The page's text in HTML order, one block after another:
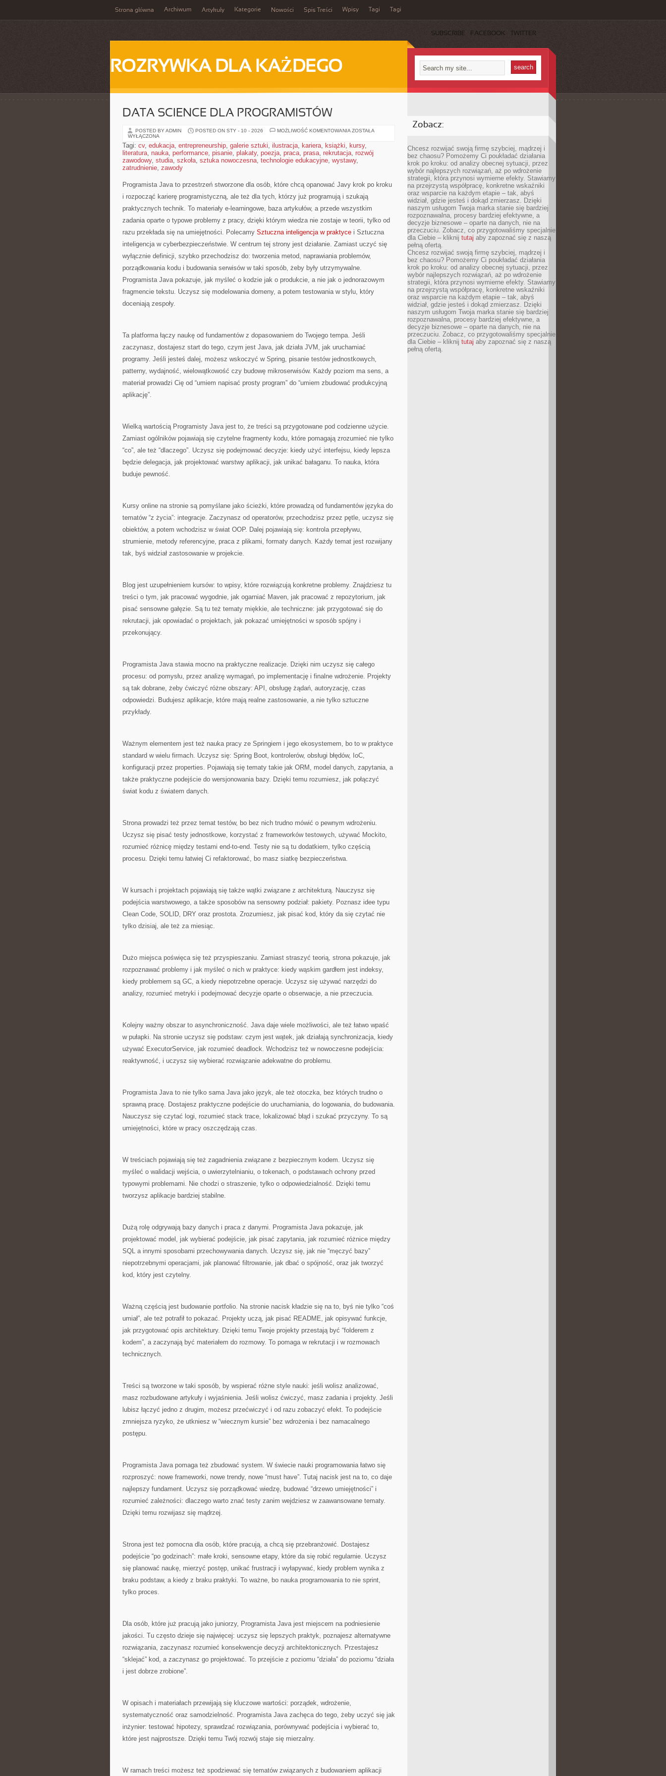
Strona główna Archiwum Artykuły Kategorie Nowości Spis Treści Wpisy Tagi Tagi
SUBSCRIBE FACEBOOK TWITTER
ROZRYWKA DLA KAŻDEGO
DATA SCIENCE DLA PROGRAMISTÓW
POSTED BY ADMIN POSTED ON STY - 10 - 2026 MOŻLIWOŚĆ KOMENTOWANIA DATA
PROGRAMISTÓW
ZOSTAŁA
WYŁĄCZONA
Tagi: cv, edukacja, entrepreneurship, galerie sztuki, ilustracja, kariera, książki, kursy,
literatura, nauka, performance, pisanie, plakaty, poezja, praca, prasa, rekrutacja, rozwój
zawodowy, studia, szkoła, sztuka nowoczesna, technologie edukacyjne, wystawy,
zatrudnienie, zawody
Programista Java to przestrzeń stworzone dla osób, które chcą opanować Javy krok po kroku
i rozpocząć karierę programistyczną, ale też dla tych, którzy już programują i szukają
praktycznych technik. To materiały e-learningowe, baza artykułów, a przede wszystkim
zadania oparte o typowe problemy z pracy, dzięki którym wiedza nie zostaje w teorii, tylko od
razu przekłada się na umiejętności. Polecamy Sztuczna inteligencja w praktyce i Sztuczna
inteligencja w cyberbezpieczeństwie. W centrum tej strony jest działanie. Zamiast uczyć się
wyłącznie definicji, szybko przechodzisz do: tworzenia metod, naprawiania problemów,
porządkowania kodu i budowania serwisów w taki sposób, żeby były utrzymywalne.
Programista Java pokazuje, jak myśleć o kodzie jak o produkcie, a nie jak o jednorazowym
fragmencie tekstu. Uczysz się modelowania domeny, a potem testowania w stylu, który
doceniają zespoły.
Ta platforma łączy naukę od fundamentów z dopasowaniem do Twojego tempa. Jeśli
zaczynasz, dostajesz start do tego, czym jest Java, jak działa JVM, jak uruchamiać
programy. Jeśli jesteś dalej, możesz wskoczyć w Spring, pisanie testów jednostkowych,
patterny, wydajność, wielowątkowość czy budowę mikroserwisów. Każdy poziom ma sens, a
materiał prowadzi Cię od “umiem napisać prosty program” do “umiem zbudować produkcyjną
aplikację”.
Wielką wartością Programisty Java jest to, że treści są przygotowane pod codzienne użycie.
Zamiast ogólników pojawiają się czytelne fragmenty kodu, które pomagają zrozumieć nie tylko
“co”, ale też “dlaczego”. Uczysz się podejmować decyzje: kiedy użyć interfejsu, kiedy lepsza
będzie delegacja, jak projektować warstwy aplikacji, jak unikać bałaganu. To nauka, która
buduje pewność.
Kursy online na stronie są pomyślane jako ścieżki, które prowadzą od fundamentów języka do
tematów “z życia”: integracje. Zaczynasz od operatorów, przechodzisz przez pętle, uczysz się
obiektów, a potem wchodzisz w świat OOP. Dalej pojawiają się: kontrola przepływu,
strumienie, metody referencyjne, praca z plikami, formaty danych. Każdy temat jest rozwijany
tak, byś widział zastosowanie w projekcie.
Blog jest uzupełnieniem kursów: to wpisy, które rozwiązują konkretne problemy. Znajdziesz tu
treści o tym, jak pracować wygodnie, jak ogarniać Maven, jak pracować z repozytorium, jak
pisać sensowne gałęzie. Są tu też tematy miękkie, ale techniczne: jak przygotować się do
rekrutacji, jak opowiadać o projektach, jak pokazać umiejętności w sposób spójny i
przekonujący.
Programista Java stawia mocno na praktyczne realizacje. Dzięki nim uczysz się całego
procesu: od pomysłu, przez analizę wymagań, po implementację i finalne wdrożenie. Projekty
są tak dobrane, żeby ćwiczyć różne obszary: API, obsługę żądań, autoryzację, czas
odpowiedzi. Budujesz aplikacje, które mają realne zastosowanie, a nie tylko sztuczne
przykłady.
Ważnym elementem jest też nauka pracy ze Springiem i jego ekosystemem, bo to w praktyce
standard w wielu firmach. Uczysz się: Spring Boot, kontrolerów, obsługi błędów, IoC,
konfiguracji przez properties. Pojawiają się tematy takie jak ORM, model danych, zapytania, a
także praktyczne podejście do wersjonowania bazy. Dzięki temu rozumiesz, jak połączyć
świat kodu z światem danych.
Strona prowadzi też przez temat testów, bo bez nich trudno mówić o pewnym wdrożeniu.
Uczysz się pisać testy jednostkowe, korzystać z frameworków testowych, używać Mockito,
rozumieć różnicę między testami end-to-end. Testy nie są tu dodatkiem, tylko częścią
procesu. Dzięki temu łatwiej Ci refaktorować, bo masz siatkę bezpieczeństwa.
W kursach i projektach pojawiają się także wątki związane z architekturą. Nauczysz się
podejścia warstwowego, a także sposobów na sensowny podział: pakiety. Poznasz idee typu
Clean Code, SOLID, DRY oraz prostota. Zrozumiesz, jak pisać kod, który da się czytać nie
tylko dzisiaj, ale też za miesiąc.
Dużo miejsca poświęca się też przyspieszaniu. Zamiast straszyć teorią, strona pokazuje, jak
rozpoznawać problemy i jak myśleć o nich w praktyce: kiedy wąskim gardłem jest indeksy,
kiedy problemem są GC, a kiedy niepotrzebne operacje. Uczysz się używać narzędzi do
analizy, rozumieć metryki i podejmować decyzje oparte o obserwacje, a nie przeczucia.
Kolejny ważny obszar to asynchroniczność. Java daje wiele możliwości, ale też łatwo wpaść
w pułapki. Na stronie uczysz się podstaw: czym jest wątek, jak działają synchronizacja, kiedy
używać ExecutorService, jak rozumieć deadlock. Wchodzisz też w nowoczesne podejścia:
reaktywność, i uczysz się wybierać rozwiązanie adekwatne do problemu.
Programista Java to nie tylko sama Java jako język, ale też otoczka, bez których trudno o
sprawną pracę. Dostajesz praktyczne podejście do uruchamiania, do logowania, do budowania.
Nauczysz się czytać logi, rozumieć stack trace, lokalizować błąd i szukać przyczyny. To są
umiejętności, które w pracy oszczędzają czas.
W treściach pojawiają się też zagadnienia związane z bezpiecznym kodem. Uczysz się
myśleć o walidacji wejścia, o uwierzytelnianiu, o tokenach, o podstawach ochrony przed
typowymi problemami. Nie chodzi o straszenie, tylko o odpowiedzialność. Dzięki temu
tworzysz aplikacje bardziej stabilne.
Dużą rolę odgrywają bazy danych i praca z danymi. Programista Java pokazuje, jak
projektować model, jak wybierać podejście, jak pisać zapytania, jak rozumieć różnice między
SQL a innymi sposobami przechowywania danych. Uczysz się, jak nie “męczyć bazy”
niepotrzebnymi operacjami, jak planować filtrowanie, jak dbać o spójność, oraz jak tworzyć
kod, który jest czytelny.
Ważną częścią jest budowanie portfolio. Na stronie nacisk kładzie się na to, byś nie tylko “coś
umiał”, ale też potrafił to pokazać. Projekty uczą, jak pisać README, jak opisywać funkcje,
jak przygotować opis architektury. Dzięki temu Twoje projekty przestają być “folderem z
kodem”, a zaczynają być materiałem do rozmowy. To pomaga w rekrutacji i w rozmowach
technicznych.
Treści są tworzone w taki sposób, by wspierać różne style nauki: jeśli wolisz analizować,
masz rozbudowane artykuły i wyjaśnienia. Jeśli wolisz ćwiczyć, masz zadania i projekty. Jeśli
lubisz łączyć jedno z drugim, możesz przećwiczyć i od razu zobaczyć efekt. To podejście
zmniejsza ryzyko, że utkniesz w “wiecznym kursie” bez wdrożenia i bez namacalnego
postępu.
Programista Java pomaga też zbudować system. W świecie nauki programowania łatwo się
rozproszyć: nowe frameworki, nowe trendy, nowe “must have”. Tutaj nacisk jest na to, co daje
najlepszy fundament. Uczysz się porządkować wiedzę, budować “drzewo umiejętności” i
rozumieć zależności: dlaczego warto znać testy zanim wejdziesz w zaawansowane tematy.
Dzięki temu rozwijasz się mądrzej.
Strona jest też pomocna dla osób, które pracują, a chcą się przebranżowić. Dostajesz
podejście “po godzinach”: małe kroki, sensowne etapy, które da się robić regularnie. Uczysz
się planować naukę, mierzyć postęp, unikać frustracji i wyłapywać, kiedy problem wynika z
braku podstaw, a kiedy z braku praktyki. To ważne, bo nauka programowania to nie sprint,
tylko proces.
Dla osób, które już pracują jako juniorzy, Programista Java jest miejscem na podniesienie
jakości. Tu często dzieje się najwięcej: uczysz się lepszych praktyk, poznajesz alternatywne
rozwiązania, zaczynasz rozumieć konsekwencje decyzji architektonicznych. Przestajesz
“sklejać” kod, a zaczynasz go projektować. To przejście z poziomu “działa” do poziomu “działa
i jest dobrze zrobione”.
W opisach i materiałach przewijają się kluczowe wartości: porządek, wdrożenie,
systematyczność oraz samodzielność. Programista Java zachęca do tego, żeby uczyć się jak
inżynier: testować hipotezy, sprawdzać rozwiązania, porównywać podejścia i wybierać to,
które jest najprostsze. Dzięki temu Twój rozwój staje się mierzalny.
W ramach treści możesz też spodziewać się tematów związanych z budowaniem aplikacji
Zobacz:
Chcesz rozwijać swoją firmę szybciej, mądrzej i
bez chaosu? Pomożemy Ci poukładać działania
krok po kroku: od analizy obecnej sytuacji, przez
wybór najlepszych rozwiązań, aż po wdrożenie
strategii, która przynosi wymierne efekty. Stawiamy
na przejrzystą współpracę, konkretne wskaźniki
oraz wsparcie na każdym etapie – tak, abyś
widział, gdzie jesteś i dokąd zmierzasz. Dzięki
naszym usługom Twoja marka stanie się bardziej
rozpoznawalna, procesy bardziej efektywne, a
decyzje biznesowe – oparte na danych, nie na
przeczuciu. Zobacz, co przygotowaliśmy specjalnie
dla Ciebie – kliknij tutaj aby zapoznać się z naszą
pełną ofertą.
Chcesz rozwijać swoją firmę szybciej, mądrzej i
bez chaosu? Pomożemy Ci poukładać działania
krok po kroku: od analizy obecnej sytuacji, przez
wybór najlepszych rozwiązań, aż po wdrożenie
strategii, która przynosi wymierne efekty. Stawiamy
na przejrzystą współpracę, konkretne wskaźniki
oraz wsparcie na każdym etapie – tak, abyś
widział, gdzie jesteś i dokąd zmierzasz. Dzięki
naszym usługom Twoja marka stanie się bardziej
rozpoznawalna, procesy bardziej efektywne, a
decyzje biznesowe – oparte na danych, nie na
przeczuciu. Zobacz, co przygotowaliśmy specjalnie
dla Ciebie – kliknij tutaj aby zapoznać się z naszą
pełną ofertą.